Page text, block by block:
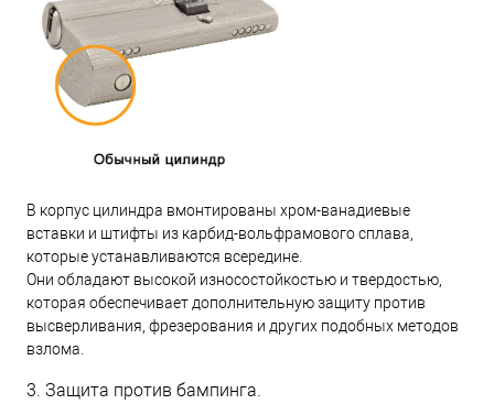
В корпус цилиндра вмонтированы хром-ванадиевые
вставки и штифты из карбид-вольфрамового сплава,
которые устанавливаются всередине.
Они обладают высокой износостойкостью и твердостью,
которая обеспечивает дополнительную защиту против
высверливания, фрезерования и других подобных методов
взлома.
3. Защита против бампинга.